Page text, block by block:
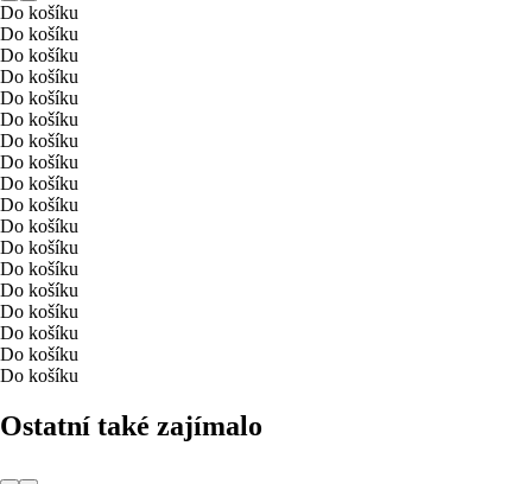
Do košíku
Do košíku
Do košíku
Do košíku
Do košíku
Do košíku
Do košíku
Do košíku
Do košíku
Do košíku
Do košíku
Do košíku
Do košíku
Do košíku
Do košíku
Do košíku
Do košíku
Do košíku
Ostatní také zajímalo